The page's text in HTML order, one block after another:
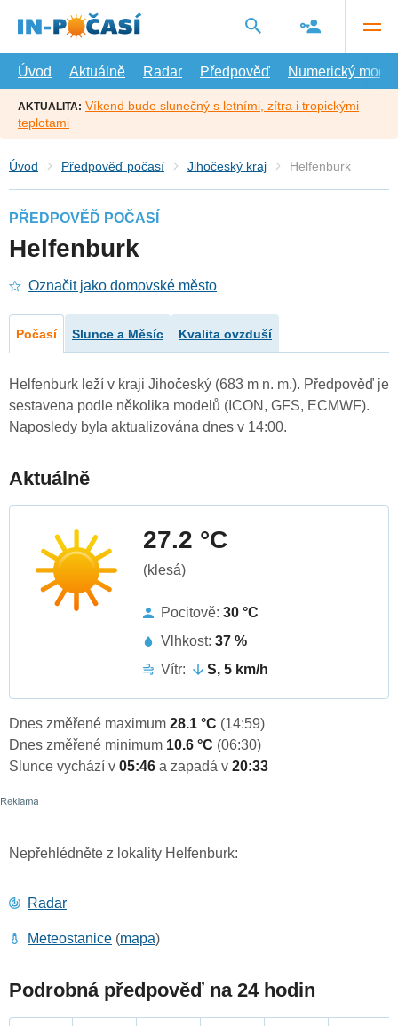
hlavní
Úvod
Aktuálně Radar Předpověď Numerický model
AKTUALITA: Víkend bude slunečný s letními, zítra i tropickými
teplotami
Úvod Předpověď počasí Jihočeský kraj Helfenburk
PŘEDPOVĚĎ POČASÍ
Helfenburk
Označit jako domovské město
Počasí Slunce a Měsíc Kvalita ovzduší
Helfenburk leží v kraji Jihočeský (683 m n. m.). Předpověď je
sestavena podle několika modelů (ICON, GFS, ECMWF).
Naposledy byla aktualizována dnes v 14:00.
Aktuálně
27.2 °C
(klesá)
Pocitově: 30 °C
Vlhkost: 37 %
Vítr:
S, 5 km/h
Dnes změřené maximum 28.1 °C (14:59)
Dnes změřené minimum 10.6 °C (06:30)
Slunce vychází v 05:46 a zapadá v 20:33
Nepřehlédněte z lokality Helfenburk:
Radar
Meteostanice (mapa)
Podrobná předpověď na 24 hodin